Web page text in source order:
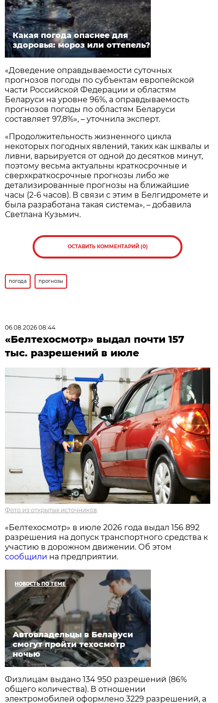
Какая погода опаснее для
здоровья: мороз или оттепель?
«Доведение оправдываемости суточных
прогнозов погоды по субъектам европейской
части Российской Федерации и областям
Беларуси на уровне 96%, а оправдываемость
прогнозов погоды по областям Беларуси
составляет 97,8%», – уточнила эксперт.
«Продолжительность жизненного цикла
некоторых погодных явлений, таких как шквалы и
ливни, варьируется от одной до десятков минут,
поэтому весьма актуальны краткосрочные и
сверхкраткосрочные прогнозы либо же
детализированные прогнозы на ближайшие
часы (2-6 часов). В связи с этим в Белгидромете и
была разработана такая система», – добавила
Светлана Кузьмич.
ОСТАВИТЬ КОММЕНТАРИЙ (0)
погода прогнозы
06.08.2026 08:44
«Белтехосмотр» выдал почти 157
тыс. разрешений в июле
Фото из открытых источников
«Белтехосмотр» в июле 2026 года выдал 156 892
разрешения на допуск транспортного средства к
участию в дорожном движении. Об этом
сообщили на предприятии.
НОВОСТЬ ПО ТЕМЕ
Автовладельцы в Беларуси
смогут пройти техосмотр
ночью
Физлицам выдано 134 950 разрешений (86%
общего количества). В отношении
электромобилей оформлено 3229 разрешений, а